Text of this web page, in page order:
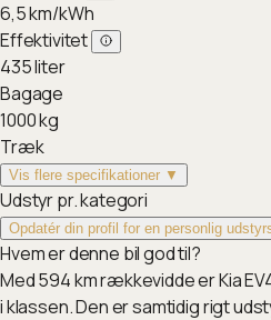
6,5km/kWh
Effektivitet
435liter
Bagage
1000kg
Træk
Vis flere specifikationer ▼
Udstyr pr. kategori
Opdatér din profil for en personlig
Hvem er denne bil god til?
Med 594 km rækkevidde er Kia
i klassen. Den er samtidig rigt